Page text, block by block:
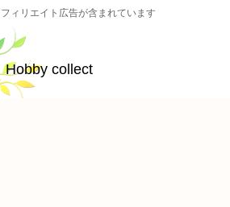
ィリエイト広告が含まれています
Hobby collect